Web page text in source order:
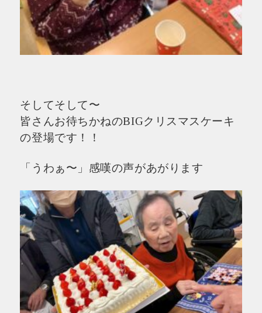
そしてそして〜
皆さんお待ちかねのBIGクリスマスケーキ
の登場です！！
「うわぁ〜」感嘆の声があがります